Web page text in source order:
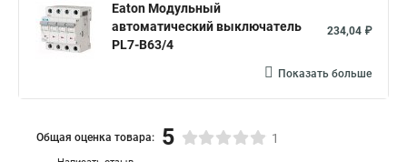
Eaton Модульный
автоматический выключатель
PL7-B63/4
234,04 ₽
Показать больше
Общая оценка товара: 5 1